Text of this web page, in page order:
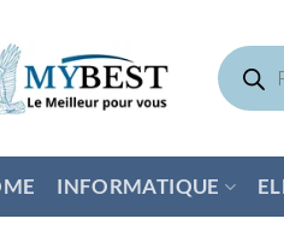
de
produits
INFORMATIQUE